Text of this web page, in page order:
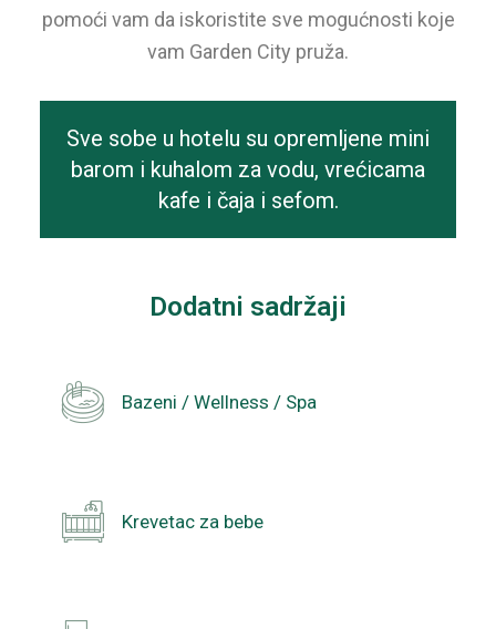
pomoći vam da iskoristite sve mogućnosti koje
vam Garden City pruža.
Sve sobe u hotelu su opremljene mini
barom i kuhalom za vodu, vrećicama
kafe i čaja i sefom.
Dodatni sadržaji
Bazeni / Wellness / Spa
Krevetac za bebe